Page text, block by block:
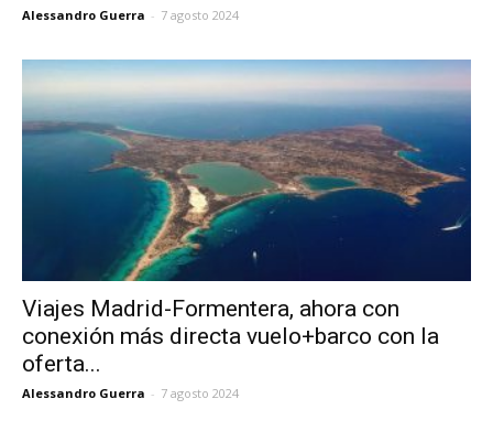
Alessandro Guerra - 7 agosto 2024
Viajes Madrid-Formentera, ahora con
conexión más directa vuelo+barco con la
oferta...
Alessandro Guerra - 7 agosto 2024